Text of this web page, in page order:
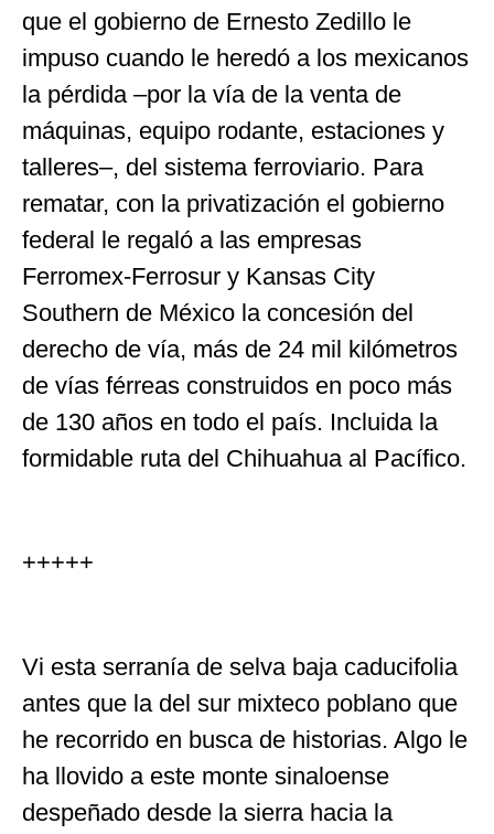
que el gobierno de Ernesto Zedillo le
impuso cuando le heredó a los mexicanos
la pérdida –por la vía de la venta de
máquinas, equipo rodante, estaciones y
talleres–, del sistema ferroviario. Para
rematar, con la privatización el gobierno
federal le regaló a las empresas
Ferromex-Ferrosur y Kansas City
Southern de México la concesión del
derecho de vía, más de 24 mil kilómetros
de vías férreas construidos en poco más
de 130 años en todo el país. Incluida la
formidable ruta del Chihuahua al Pacífico.
+++++
Vi esta serranía de selva baja caducifolia
antes que la del sur mixteco poblano que
he recorrido en busca de historias. Algo le
ha llovido a este monte sinaloense
despeñado desde la sierra hacia la